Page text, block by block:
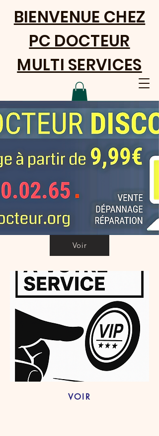
BIENVENUE CHEZ
PC DOCTEUR
MULTI SERVICES
Voir
VOIR